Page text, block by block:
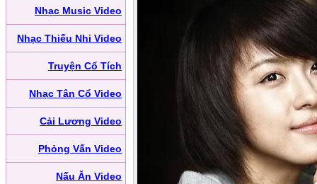
Nhạc Music Video
Nhạc Thiếu Nhi Video
Truyện Cổ Tích
Nhạc Tân Cổ Video
Cải Lương Video
Phỏng Vấn Video
Nấu Ăn Video